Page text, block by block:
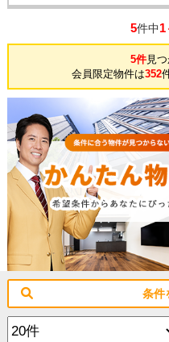
5件中1
5件見つ
会員限定物件は352
条件